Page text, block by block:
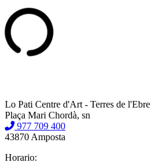
Lo Pati Centre d'Art - Terres de l'Ebre
Plaça Mari Chordà, sn
977 709 400
43870 Amposta
Horario: